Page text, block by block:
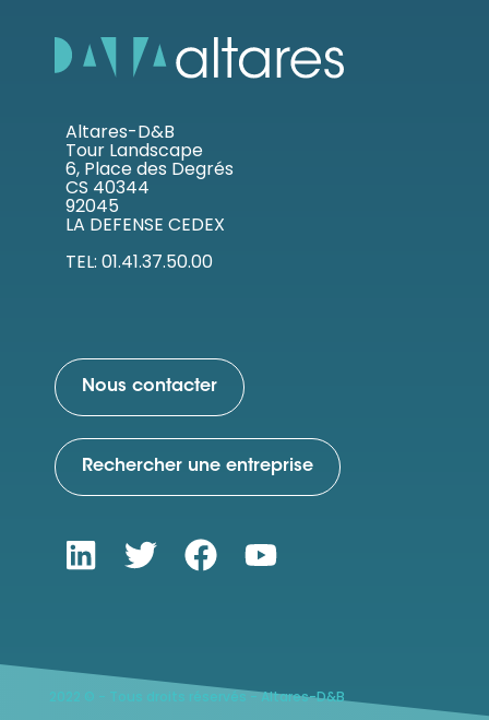
Altares-D&B
Tour Landscape
6, Place des Degrés
CS 40344
92045
LA DEFENSE CEDEX
TEL: 01.41.37.50.00
Nous contacter
Rechercher une entreprise
2022 © - Tous droits réservés - Altares-D&B